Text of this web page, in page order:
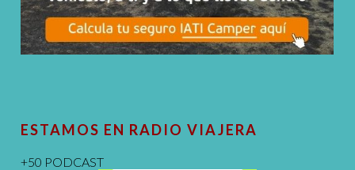
ESTAMOS EN RADIO VIAJERA
+50 PODCAST